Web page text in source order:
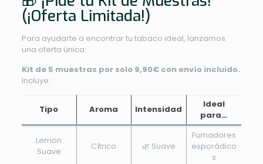
(¡Oferta Limitada!)
Para ayudarte a encontrar tu tabaco ideal, lanzamos
una oferta única:
Kit de 5 muestras por solo 9,90€ con envío incluido.
Incluye:
Tipo Aroma Intensidad
Ideal
para…
Lemon
Suave
Cítrico 🌿 Suave
Fumadores
esporádico
s